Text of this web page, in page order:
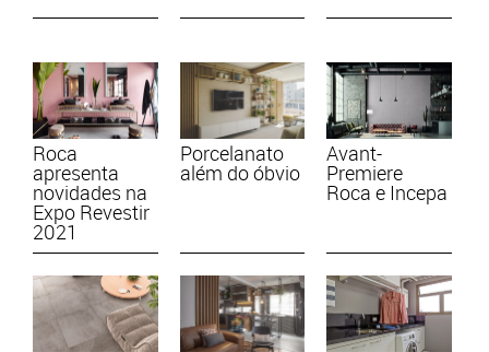
Roca
apresenta
novidades na
Expo Revestir
2021
Porcelanato
além do óbvio
Avant-
Premiere
Roca e Incepa